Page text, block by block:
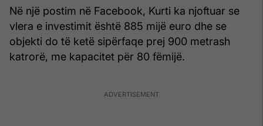
Në një postim në Facebook, Kurti ka njoftuar se
vlera e investimit është 885 mijë euro dhe se
objekti do të ketë sipërfaqe prej 900 metrash
katrorë, me kapacitet për 80 fëmijë.